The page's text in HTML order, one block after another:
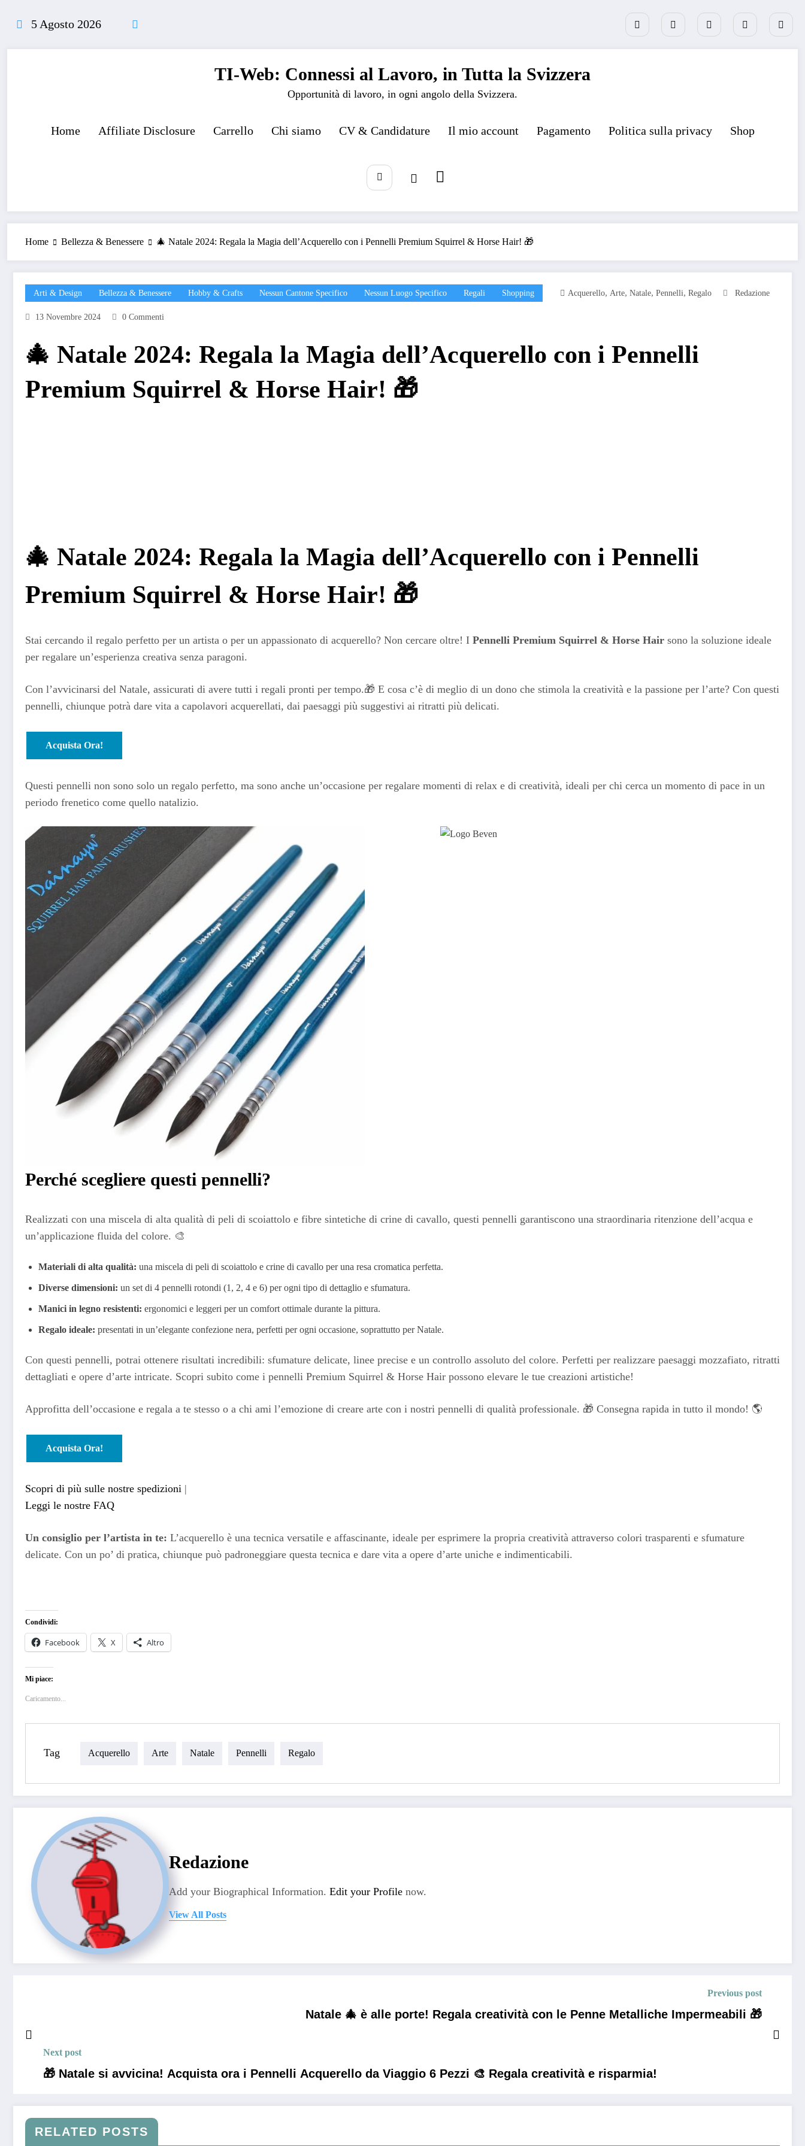
5 Agosto 2026
TI-Web: Connessi al Lavoro, in Tutta la Svizzera
Opportunità di lavoro, in ogni angolo della Svizzera.
Home Affiliate Disclosure Carrello Chi siamo CV & Candidature Il mio account Pagamento Politica sulla privacy Shop
Home Bellezza & Benessere 🎄 Natale 2024: Regala la Magia dell’Acquerello con i Pennelli Premium Squirrel & Horse Hair! 🎁
Arti & Design Bellezza & Benessere Hobby & Crafts Nessun Cantone Specifico Nessun Luogo Specifico Regali Shopping Acquerello, Arte, Natale, Pennelli, Regalo Redazione
13 Novembre 2024 0 Commenti
🎄 Natale 2024: Regala la Magia dell’Acquerello con i Pennelli
Premium Squirrel & Horse Hair! 🎁
🎄 Natale 2024: Regala la Magia dell’Acquerello con i Pennelli
Premium Squirrel & Horse Hair! 🎁
Stai cercando il regalo perfetto per un artista o per un appassionato di acquerello? Non cercare oltre! I Pennelli Premium Squirrel & Horse Hair sono la soluzione ideale
per regalare un’esperienza creativa senza paragoni.
Con l’avvicinarsi del Natale, assicurati di avere tutti i regali pronti per tempo.🎁 E cosa c’è di meglio di un dono che stimola la creatività e la passione per l’arte? Con questi
pennelli, chiunque potrà dare vita a capolavori acquerellati, dai paesaggi più suggestivi ai ritratti più delicati.
Acquista Ora!
Questi pennelli non sono solo un regalo perfetto, ma sono anche un’occasione per regalare momenti di relax e di creatività, ideali per chi cerca un momento di pace in un
periodo frenetico come quello natalizio.
Perché scegliere questi pennelli?
Realizzati con una miscela di alta qualità di peli di scoiattolo e fibre sintetiche di crine di cavallo, questi pennelli garantiscono una straordinaria ritenzione dell’acqua e
un’applicazione fluida del colore. 🎨
Materiali di alta qualità: una miscela di peli di scoiattolo e crine di cavallo per una resa cromatica perfetta.
Diverse dimensioni: un set di 4 pennelli rotondi (1, 2, 4 e 6) per ogni tipo di dettaglio e sfumatura.
Manici in legno resistenti: ergonomici e leggeri per un comfort ottimale durante la pittura.
Regalo ideale: presentati in un’elegante confezione nera, perfetti per ogni occasione, soprattutto per Natale.
Con questi pennelli, potrai ottenere risultati incredibili: sfumature delicate, linee precise e un controllo assoluto del colore. Perfetti per realizzare paesaggi mozzafiato, ritratti
dettagliati e opere d’arte intricate. Scopri subito come i pennelli Premium Squirrel & Horse Hair possono elevare le tue creazioni artistiche!
Approfitta dell’occasione e regala a te stesso o a chi ami l’emozione di creare arte con i nostri pennelli di qualità professionale. 🎁 Consegna rapida in tutto il mondo! 🌎
Acquista Ora!
Scopri di più sulle nostre spedizioni |
Leggi le nostre FAQ
Un consiglio per l’artista in te: L’acquerello è una tecnica versatile e affascinante, ideale per esprimere la propria creatività attraverso colori trasparenti e sfumature
delicate. Con un po’ di pratica, chiunque può padroneggiare questa tecnica e dare vita a opere d’arte uniche e indimenticabili.
Condividi:
Facebook X Altro
Mi piace:
Caricamento...
Tag Acquerello Arte Natale Pennelli Regalo
Redazione
Add your Biographical Information. Edit your Profile now.
View All Posts
Previous post
Natale 🎄 è alle porte! Regala creatività con le Penne Metalliche Impermeabili 🎁
Next post
🎁 Natale si avvicina! Acquista ora i Pennelli Acquerello da Viaggio 6 Pezzi 🎨 Regala creatività e risparmia!
RELATED POSTS